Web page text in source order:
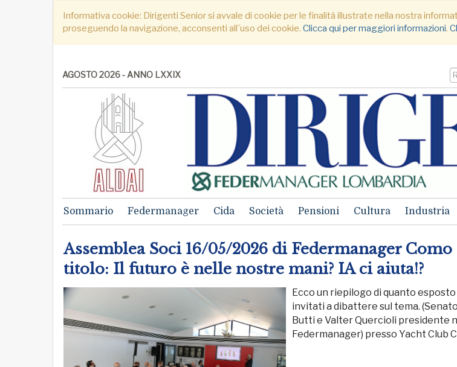
Informativa cookie: Dirigenti Senior si avvale di cookie per le finalità illustrate nella nostra
proseguendo la navigazione, acconsenti all´uso dei cookie. Clicca qui per maggiori informazioni.
AGOSTO 2026 - ANNO LXXIX
Sommario Federmanager Cida Società Pensioni Cultura Industria
Assemblea Soci 16/05/2026 di Federmanager Como
titolo: Il futuro è nelle nostre mani? IA ci aiuta!?
Ecco un riepilogo di quanto
invitati a dibattere sul tema.
Butti e Valter Quercioli presidente
Federmanager) presso Yacht Club